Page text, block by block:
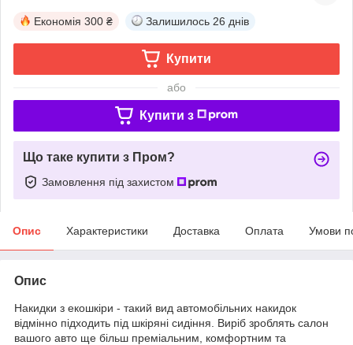
Економія 300 ₴ Залишилось 26 днів
Купити
або
Купити з
Що таке купити з Пром?
Замовлення під захистом
Опис Характеристики Доставка Оплата Умови
Опис
Накидки з екошкіри - такий вид автомобільних накидок
відмінно підходить під шкіряні сидіння. Виріб зроблять салон
вашого авто ще більш преміальним, комфортним та